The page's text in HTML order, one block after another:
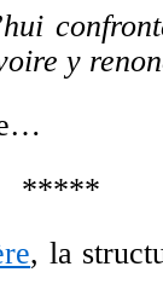
y
*****
, la